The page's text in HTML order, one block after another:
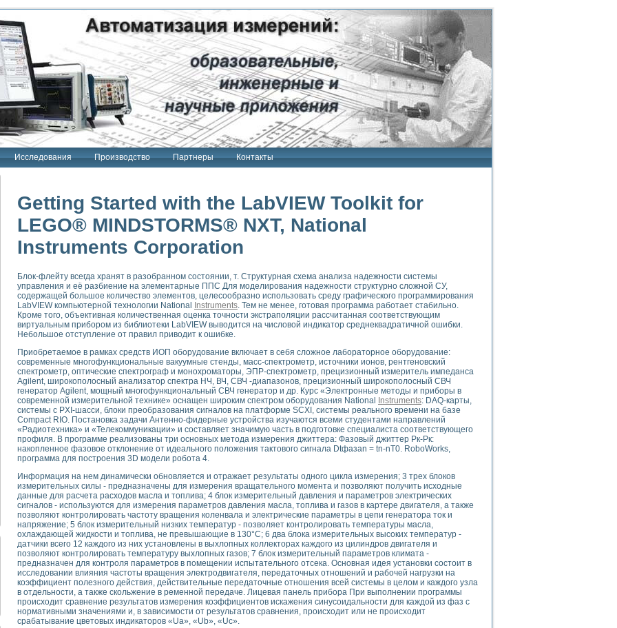
Исследования Производство Партнеры Контакты
"Сигнал-USB"
Интроскан
система
USB"
терапии серии СКАН
тензометрия и т.п.)
измерения параметров дизельных двигателей типа В-46
тяговых электродвигателей электровоза на базе устройств National Instruments
инструментов
элементной базы машин
module для моделирования электромагнитных процессов с целью отладки систем управления электрооборудованием на электроподвижном составе
скорости подвижного состава для тренажера машиниста состава
исследований в гиперзвуковых аэродинамических трубах
Nl SCXI для ультразвуковых контрольно-измерительных систем
сварных швов металлоконструкций
зрения в составе системы управления движением экраноплана
системы для лабораторных испытаний материалов методом акустической эмиссии
комплекс аппаратуры для определения тепловых и электрических характеристик и параметров силовых полупроводниковых приборов
процессов ДВС в динамических режимах
систем передачи данных
для исследования АЧХ и ФЧХ активных фильтров
для исследования параметров двухполюсников резонансным методом
операционных усилителей с применением аппаратно-программных средств NATIONAL INSTRUMENTS
на основе цифровой обработки выборок мгновенных значений
выравнивания электрических каналов
компенсации эхо-сигналов
математического моделирования сверхширокополосного стробоскопического осциллографа и исследования методов расширения его полосы
Getting Started with the LabVIEW Toolkit for
LEGO® MINDSTORMS® NXT, National
Instruments Corporation
Блок-флейту всегда хранят в разобранном состоянии, т. Структурная схема анализа надежности системы
управления и её разбиение на элементарные ППС Для моделирования надежности структурно сложной СУ,
содержащей большое количество элементов, целесообразно использовать среду графического программирования
LabVIEW компьютерной технологии National Instruments . Тем не менее, готовая программа работает стабильно.
Кроме того, объективная количественная оценка точности экстраполяции рассчитанная соответствующим
виртуальным прибором из библиотеки LabVIEW выводится на числовой индикатор среднеквадратичной ошибки.
Небольшое отступление от правил приводит к ошибке.
Приобретаемое в рамках средств ИОП оборудование включает в себя сложное лабораторное оборудование:
современные многофункциональные вакуумные стенды, масс-спектрометр, источники ионов, рентгеновский
спектрометр, оптические спектрограф и монохроматоры, ЭПР-спектрометр, прецизионный измеритель импеданса
Agilent, широкополосный анализатор спектра НЧ, ВЧ, СВЧ -диапазонов, прецизионный широкополосный СВЧ
генератор Agilent, мощный многофункциональный СВЧ генератор и др. Курс «Электронные методы и приборы в
современной измерительной технике» оснащен широким спектром оборудования National Instruments: DAQ-карты,
системы с PXI-шасси, блоки преобразования сигналов на платформе SCXI, системы реального времени на базе
Compact RIO. Постановка задачи Антенно-фидерные устройства изучаются всеми студентами направлений
«Радиотехника» и «Телекоммуникации» и составляет значимую часть в подготовке специалиста соответствующего
профиля. В программе реализованы три основных метода измерения джиттера: Фазовый джиттер Рк-Рк:
накопленное фазовое отклонение от идеального положения тактового сигнала Dtфазаn = tn-nT0. RoboWorks,
программа для построения 3D модели робота 4.
Информация на нем динамически обновляется и отражает результаты одного цикла измерения; 3 трех блоков
измерительных силы - предназначены для измерения вращательного момента и позволяют получить исходные
данные для расчета расходов масла и топлива; 4 блок измерительный давления и параметров электрических
сигналов - используются для измерения параметров давления масла, топлива и газов в картере двигателя, а также
позволяют контролировать частоту вращения коленвала и электрические параметры в цепи генератора ток и
напряжение; 5 блок измерительный низких температур - позволяет контролировать температуры масла,
охлаждающей жидкости и топлива, не превышающие в 130°С; 6 два блока измерительных высоких температур -
датчики всего 12 каждого из них установлены в выхлопных коллекторах каждого из цилиндров двигателя и
позволяют контролировать температуру выхлопных газов; 7 блок измерительный параметров климата -
предназначен для контроля параметров в помещении испытательного отсека. Основная идея установки состоит в
исследовании влияния частоты вращения электродвигателя, передаточных отношений и рабочей нагрузки на
коэффициент полезного действия, действительные передаточные отношения всей системы в целом и каждого узла
в отдельности, а также скольжение в ременной передаче. Лицевая панель прибора При выполнении программы
происходит сравнение результатов измерения коэффициентов искажения синусоидальности для каждой из фаз с
нормативными значениями и, в зависимости от результатов сравнения, происходит или не происходит
срабатывание цветовых индикаторов «Ua», «Ub», «Uc».